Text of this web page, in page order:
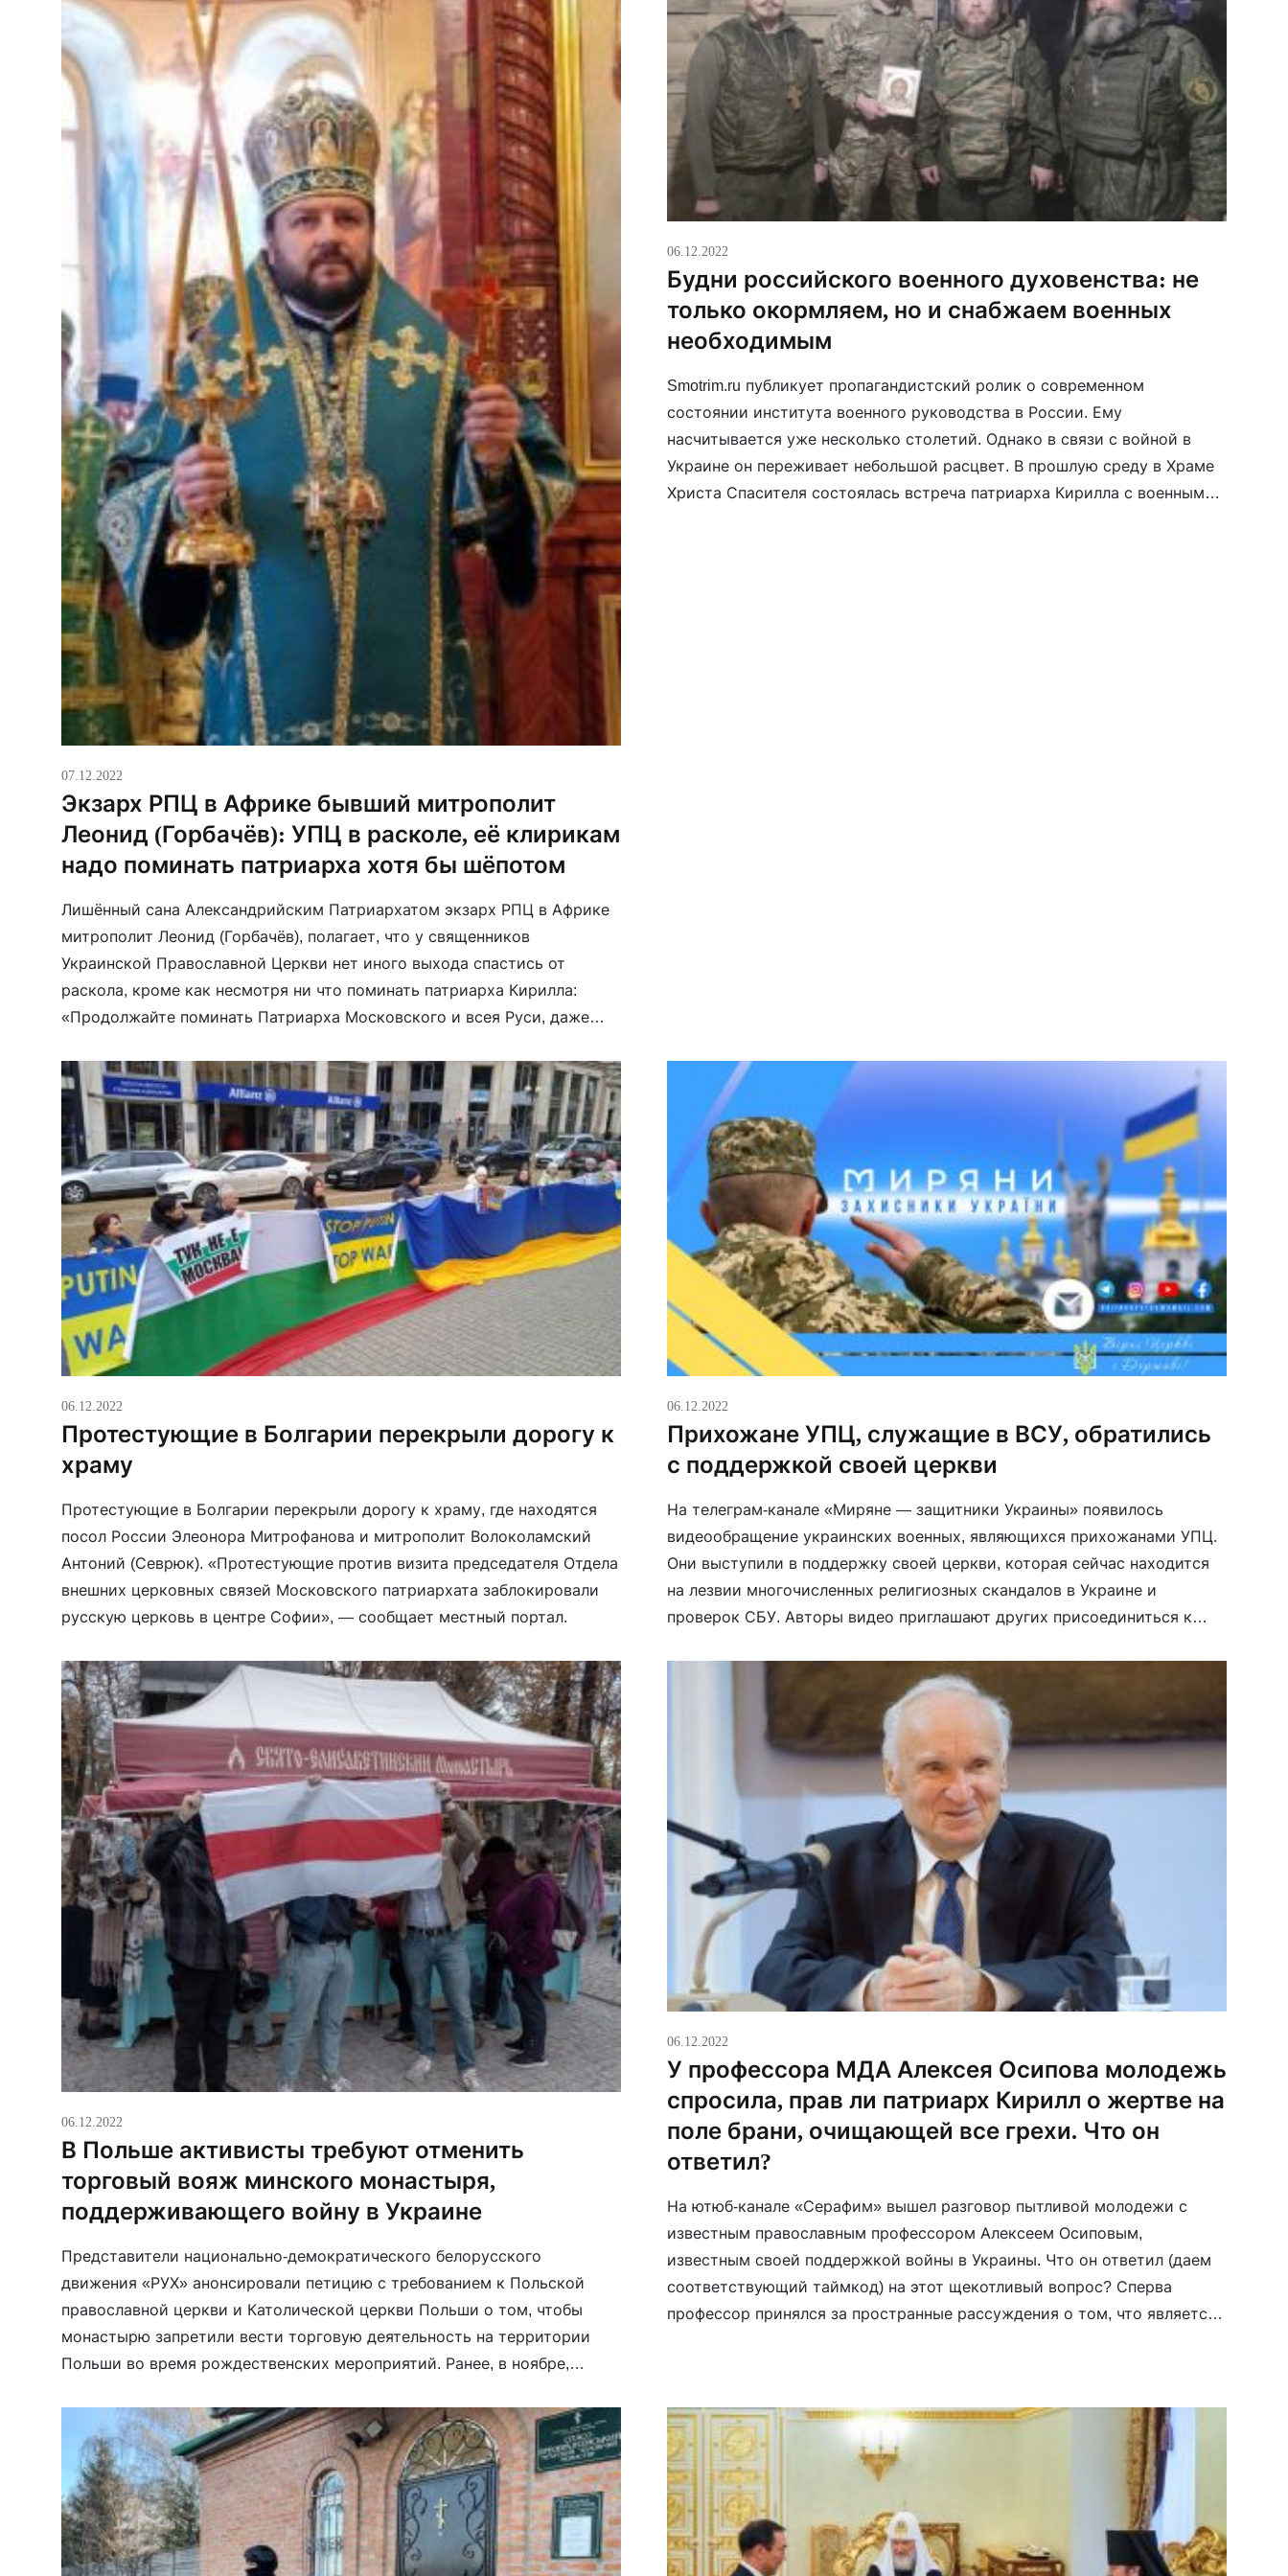
07.12.2022
Экзарх РПЦ в Африке бывший митрополит
Леонид (Горбачёв): УПЦ в расколе, её клирикам
надо поминать патриарха хотя бы шёпотом
Лишённый сана Александрийским Патриархатом экзарх РПЦ в Африке
митрополит Леонид (Горбачёв), полагает, что у священников
Украинской Православной Церкви нет иного выхода спастись от
раскола, кроме как несмотря ни что поминать патриарха Кирилла:
«Продолжайте поминать Патриарха Московского и всея Руси, даже
ответит сам. Вы — […]
06.12.2022
Будни российского военного духовенства: не
только окормляем, но и снабжаем военных
необходимым
Smotrim.ru публикует пропагандистский ролик о современном
состоянии института военного руководства в России. Ему
насчитывается уже несколько столетий. Однако в связи с войной в
Украине он переживает небольшой расцвет. В прошлую среду в Храме
Христа Спасителя состоялась встреча патриарха Кирилла с военными
06.12.2022
Протестующие в Болгарии перекрыли дорогу к
храму
Протестующие в Болгарии перекрыли дорогу к храму, где находятся
посол России Элеонора Митрофанова и митрополит Волоколамский
Антоний (Севрюк). «Протестующие против визита председателя Отдела
внешних церковных связей Московского патриархата заблокировали
русскую церковь в центре Софии», — сообщает местный портал.
06.12.2022
Прихожане УПЦ, служащие в ВСУ, обратились
с поддержкой своей церкви
На телеграм-канале «Миряне — защитники Украины» появилось
видеообращение украинских военных, являющихся прихожанами УПЦ.
Они выступили в поддержку своей церкви, которая сейчас находится
на лезвии многочисленных религиозных скандалов в Украине и
проверок СБУ. Авторы видео приглашают других присоединиться к
06.12.2022
В Польше активисты требуют отменить
торговый вояж минского монастыря,
поддерживающего войну в Украине
Представители национально-демократического белорусского
движения «РУХ» анонсировали петицию с требованием к Польской
православной церкви и Католической церкви Польши о том, чтобы
монастырю запретили вести торговую деятельность на территории
Польши во время рождественских мероприятий. Ранее, в ноябре,
покупателями о том, что деньги, полученные монастырем в ходе […]
06.12.2022
У профессора МДА Алексея Осипова молодежь
спросила, прав ли патриарх Кирилл о жертве на
поле брани, очищающей все грехи. Что он
ответил?
На ютюб-канале «Серафим» вышел разговор пытливой молодежи с
известным православным профессором Алексеем Осиповым,
известным своей поддержкой войны в Украины. Что он ответил (даем
соответствующий таймкод) на этот щекотливый вопрос? Сперва
профессор принялся за пространные рассуждения о том, что является